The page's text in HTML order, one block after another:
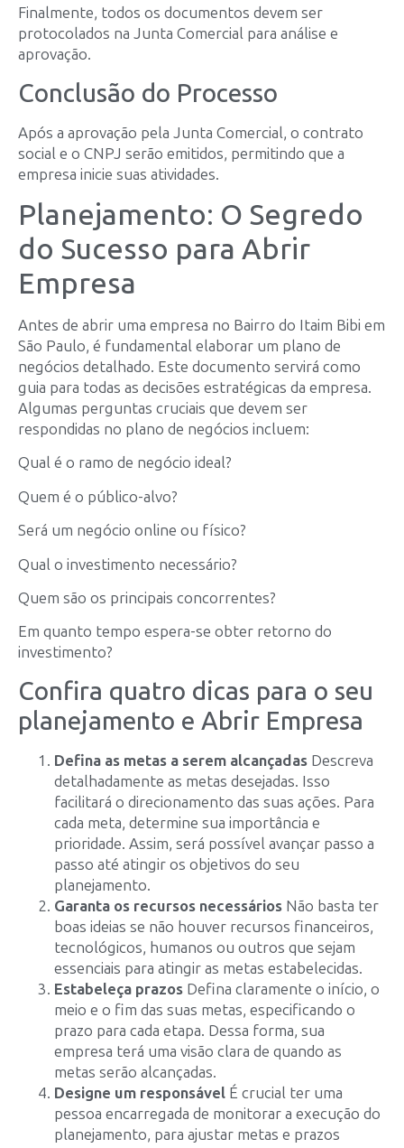
Finalmente, todos os documentos devem ser
protocolados na Junta Comercial para análise e
aprovação.
Conclusão do Processo
Após a aprovação pela Junta Comercial, o contrato
social e o CNPJ serão emitidos, permitindo que a
empresa inicie suas atividades.
Planejamento: O Segredo
do Sucesso para Abrir
Empresa
Antes de abrir uma empresa no Bairro do Itaim Bibi em
São Paulo, é fundamental elaborar um plano de
negócios detalhado. Este documento servirá como
guia para todas as decisões estratégicas da empresa.
Algumas perguntas cruciais que devem ser
respondidas no plano de negócios incluem:
Qual é o ramo de negócio ideal?
Quem é o público-alvo?
Será um negócio online ou físico?
Qual o investimento necessário?
Quem são os principais concorrentes?
Em quanto tempo espera-se obter retorno do
investimento?
Confira quatro dicas para o seu
planejamento e Abrir Empresa
Defina as metas a serem alcançadas Descreva
detalhadamente as metas desejadas. Isso
facilitará o direcionamento das suas ações. Para
cada meta, determine sua importância e
prioridade. Assim, será possível avançar passo a
passo até atingir os objetivos do seu
planejamento.
Garanta os recursos necessários Não basta ter
boas ideias se não houver recursos financeiros,
tecnológicos, humanos ou outros que sejam
essenciais para atingir as metas estabelecidas.
Estabeleça prazos Defina claramente o início, o
meio e o fim das suas metas, especificando o
prazo para cada etapa. Dessa forma, sua
empresa terá uma visão clara de quando as
metas serão alcançadas.
Designe um responsável É crucial ter uma
pessoa encarregada de monitorar a execução do
planejamento, para ajustar metas e prazos